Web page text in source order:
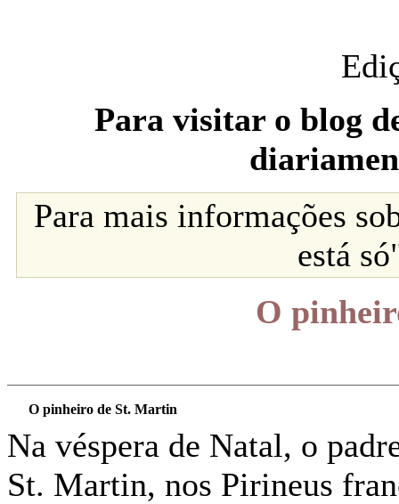
Para visitar o blog
Para mais informações
está
O
O pinheiro de St. Martin
Na véspera de Natal, o
St. Martin, nos Pirineus